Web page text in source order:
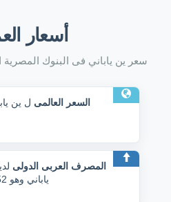
أسعار
سعر ين ياباني فى البنوك المصرية الخميس ٠٦
السعر العالمى ل ين ياباني
المصرف العربى الدولى
ياباني وهو 31.852 جم